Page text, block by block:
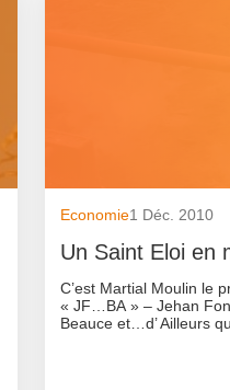
Economie1 Déc. 2010
Un Saint Eloi en
C’est Martial Moulin le
« JF…BA » – Jehan
Beauce et…d’ Ailleurs